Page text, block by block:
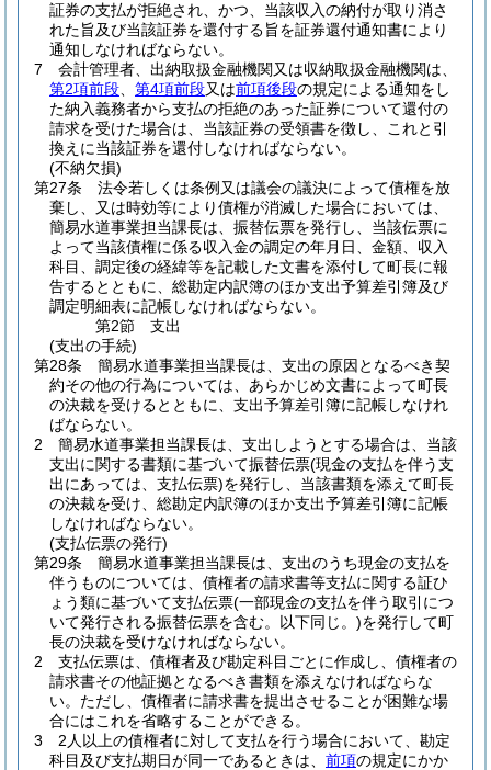
証券の支払が拒絶され、かつ、当該収入の納付が取り消さ
れた旨及び当該証券を還付する旨を証券還付通知書により
通知しなければならない。
7
会計管理者、出納取扱金融機関又は収納取扱金融機関は、
第2項前段
第4項前段又は前項後段の規定による通知をし
た納入義務者から支払の拒絶のあった証券について還付の
請求を受けた場合は、当該証券の受領書を徴し、これと引
換えに当該証券を還付しなければならない。
(不納欠損)
第27条
法令若しくは条例又は議会の議決によって債権を放
棄し、又は時効等により債権が消滅した場合においては、
簡易水道事業担当課長は、振替伝票を発行し、当該伝票に
よって当該債権に係る収入金の調定の年月日、金額、収入
科目、調定後の経緯等を記載した文書を添付して町長に報
告するとともに、総勘定内訳簿のほか支出予算差引簿及び
調定明細表に記帳しなければならない。
第2節
支出
(支出の手続)
第28条
簡易水道事業担当課長は、支出の原因となるべき契
約その他の行為については、あらかじめ文書によって町長
の決裁を受けるとともに、支出予算差引簿に記帳しなけれ
ばならない。
2
簡易水道事業担当課長は、支出しようとする場合は、当該
支出に関する書類に基づいて振替伝票(現金の支払を伴う支
出にあっては、支払伝票)を発行し、当該書類を添えて町長
の決裁を受け、総勘定内訳簿のほか支出予算差引簿に記帳
しなければならない。
(支払伝票の発行)
第29条
簡易水道事業担当課長は、支出のうち現金の支払を
伴うものについては、債権者の請求書等支払に関する証ひ
ょう類に基づいて支払伝票(一部現金の支払を伴う取引につ
いて発行される振替伝票を含む。以下同じ。)を発行して町
長の決裁を受けなければならない。
2
支払伝票は、債権者及び勘定科目ごとに作成し、債権者の
請求書その他証拠となるべき書類を添えなければならな
い。 ただし、債権者に請求書を提出させることが困難な場
合にはこれを省略することができる。
3
2人以上の債権者に対して支払を行う場合において、勘定
科目及び支払期日が同一であるときは、 前項の規定にかか